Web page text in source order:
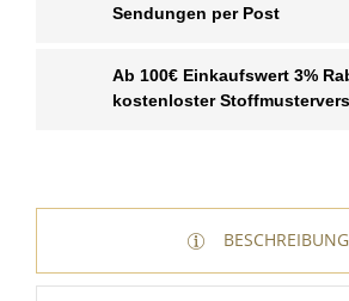
Sendungen per Post
Ab 100€ Einkaufswert 3%
kostenloster
BESCHREIBUNG